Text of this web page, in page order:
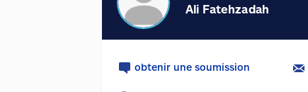
Ali Fatehzadah
obtenir une soumission